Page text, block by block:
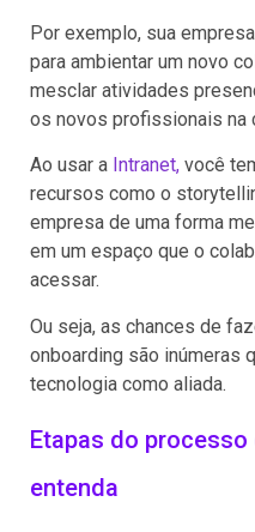
Por exemplo, sua
para ambientar um novo
mesclar atividades
os novos profissionais na
Ao usar a Intranet, você
recursos como o
empresa de uma forma
em um espaço que o
acessar.
Ou seja, as chances de
onboarding são inúmeras
tecnologia como aliada.
Etapas do
entenda